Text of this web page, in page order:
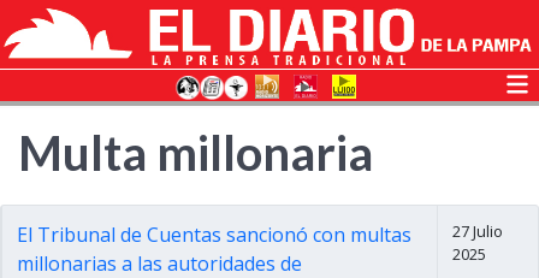
Multa millonaria
El Tribunal de Cuentas sancionó con multas
millonarias a las autoridades de
27 Julio
2025